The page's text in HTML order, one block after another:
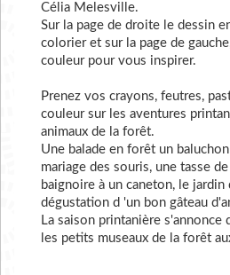
Célia Melesville.
Sur la page de droite le dessin
colorier et sur la page de
couleur pour vous inspirer.
Prenez vos crayons, feutres,
couleur sur les aventures
animaux de la forêt.
Une balade en forêt un
mariage des souris, une tasse
baignoire à un caneton, le
dégustation d 'un bon gâteau
La saison printanière s'annonce
les petits museaux de la forêt